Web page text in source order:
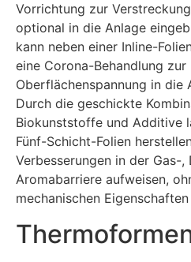
Vorrichtung zur
optional in die Anlage
kann neben einer Inline-
eine Corona-Behandlung zur
Oberflächenspannung in die
Durch die geschickte
Biokunststoffe und Additive
Fünf-Schicht-Folien
Verbesserungen in der Gas-,
Aromabarriere aufweisen,
mechanischen